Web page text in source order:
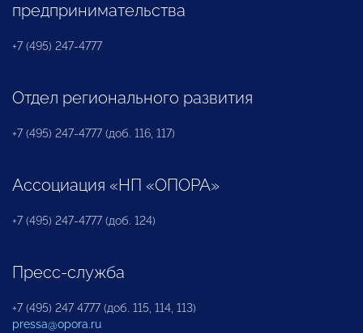
предпринимательства
+7 (495) 247-4777
Отдел регионального развития
+7 (495) 247-4777 (доб. 116, 117)
Ассоциация «НП «ОПОРА»
+7 (495) 247-4777 (доб. 124)
Пресс-служба
+7 (495) 247 4777 (доб. 115, 114, 113)
pressa@opora.ru